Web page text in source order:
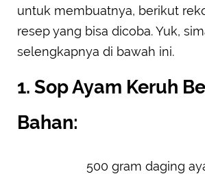
untuk membuatnya, berikut
resep yang bisa dicoba. Yuk,
selengkapnya di bawah ini.
1. Sop Ayam Keruh
Bahan:
500 gram daging